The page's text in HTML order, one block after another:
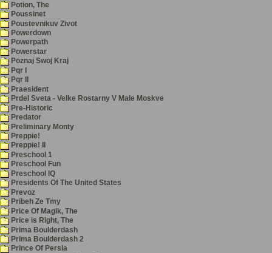
Potion, The
Poussinet
Poustevnikuv Zivot
Powerdown
Powerpath
Powerstar
Poznaj Swoj Kraj
Pqr I
Pqr II
Praesident
Prdel Sveta - Velke Rostarny V Male Moskve
Pre-Historic
Predator
Preliminary Monty
Preppie!
Preppie! II
Preschool 1
Preschool Fun
Preschool IQ
Presidents Of The United States
Prevoz
Pribeh Ze Tmy
Price Of Magik, The
Price is Right, The
Prima Boulderdash
Prima Boulderdash 2
Prince Of Persia